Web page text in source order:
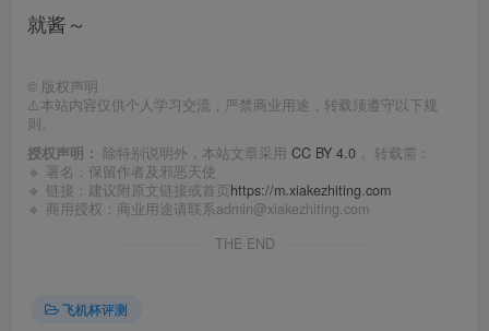
就酱～
© 版权声明
⚠️本站内容仅供个人学习交流，严禁商业用途，转载须遵守以下规
则。
授权声明： 除特别说明外，本站文章采用 CC BY 4.0 ， 转载需：
🔹 署名：保留作者及 邪恶天使
🔹 链接：建议附原文链接或首页https://m.xiakezhiting.com
🔹 商用授权：商业用途请联系admin@xiakezhiting.com
THE END
飞机杯评测